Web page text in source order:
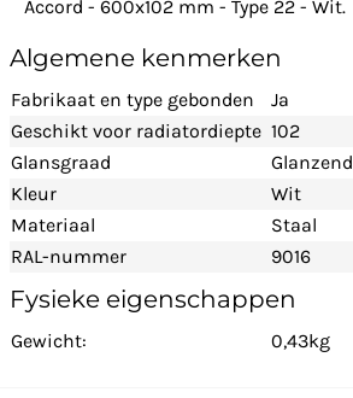
Accord - 600x102 mm - Type 22 - Wit.
Algemene kenmerken
Fabrikaat en type gebonden
Ja
Geschikt voor radiatordiepte 102
Glansgraad
Glanzend
Kleur
Wit
Materiaal
Staal
RAL-nummer
9016
Fysieke eigenschappen
Gewicht: 0,43kg